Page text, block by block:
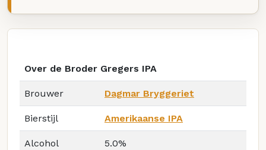
Over de Broder Gregers IPA
Brouwer Dagmar Bryggeriet
Bierstijl Amerikaanse IPA
Alcohol 5.0%